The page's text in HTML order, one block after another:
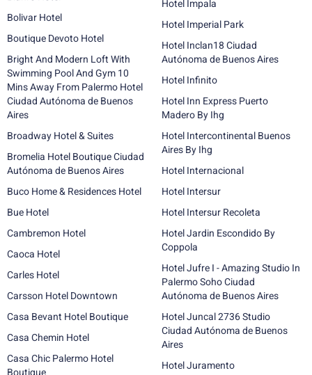
Bolivar Hotel
Boutique Devoto Hotel
Bright And Modern Loft With
Swimming Pool And Gym 10
Mins Away From Palermo Hotel
Ciudad Autónoma de Buenos
Aires
Broadway Hotel & Suites
Bromelia Hotel Boutique Ciudad
Autónoma de Buenos Aires
Buco Home & Residences Hotel
Bue Hotel
Cambremon Hotel
Caoca Hotel
Carles Hotel
Carsson Hotel Downtown
Casa Bevant Hotel Boutique
Casa Chemin Hotel
Casa Chic Palermo Hotel
Boutique
Hotel Impala
Hotel Imperial Park
Hotel Inclan18 Ciudad
Autónoma de Buenos Aires
Hotel Infinito
Hotel Inn Express Puerto
Madero By Ihg
Hotel Intercontinental Buenos
Aires By Ihg
Hotel Internacional
Hotel Intersur
Hotel Intersur Recoleta
Hotel Jardin Escondido By
Coppola
Hotel Jufre I - Amazing Studio In
Palermo Soho Ciudad
Autónoma de Buenos Aires
Hotel Juncal 2736 Studio
Ciudad Autónoma de Buenos
Aires
Hotel Juramento